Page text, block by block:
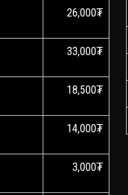
26,000₮
33,000₮
18,500₮
14,000₮
3,000₮